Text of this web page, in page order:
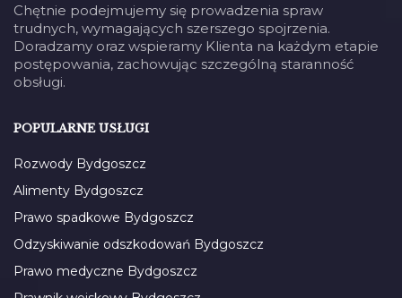
Chętnie podejmujemy się prowadzenia spraw
trudnych, wymagających szerszego spojrzenia.
Doradzamy oraz wspieramy Klienta na każdym etapie
postępowania, zachowując szczególną staranność
obsługi.
POPULARNE USŁUGI
Rozwody Bydgoszcz
Alimenty Bydgoszcz
Prawo spadkowe Bydgoszcz
Odzyskiwanie odszkodowań Bydgoszcz
Prawo medyczne Bydgoszcz